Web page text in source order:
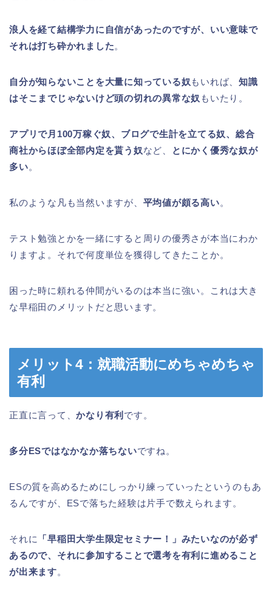
浪人を経て結構学力に自信があったのですが、いい意味で
それは打ち砕かれました。
自分が知らないことを大量に知っている奴 もいれば、知識
はそこまでじゃないけど頭の切れの異常な奴 もいたり。
アプリで月100万稼ぐ奴、ブログで生計を立てる奴、総合
商社からほぼ全部内定を貰う奴など、
とにかく優秀な奴が
多い。
私のような凡も当然いますが、 平均値が頗る高い。
テスト勉強とかを一緒にすると周りの優秀さが本当にわか
りますよ。それで何度単位を獲得してきたことか。
困った時に頼れる仲間がいるのは本当に強い。これは大き
な早稲田のメリットだと思います。
メリット4：就職活動にめちゃめちゃ
有利
正直に言って、かなり有利 です。
多分ESではなかなか落ちないですね。
ESの質を高めるためにしっかり練っていったというのもあ
るんですが、ESで落ちた経験は片手で数えられます。
それに
「早稲田大学生限定セミナー！」みたいなのが必ず
あるので、それに参加することで選考を有利に進めること
が出来ます。